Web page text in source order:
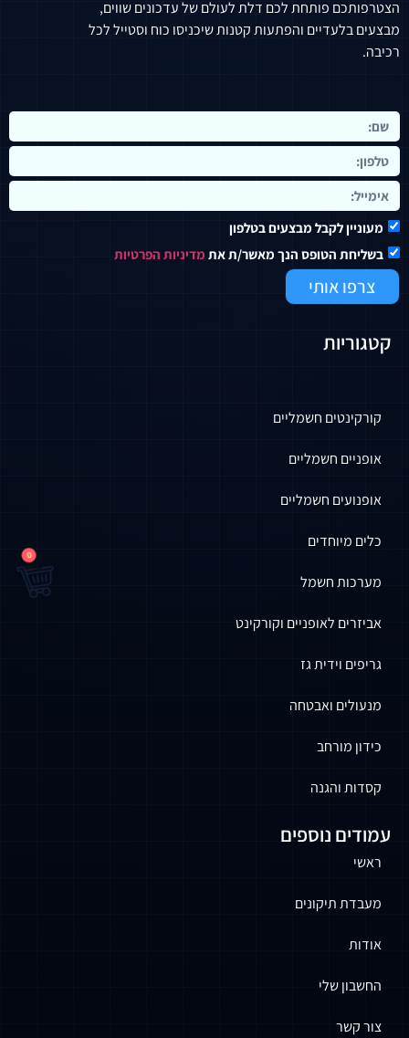
הצטרפותכם פותחת לכם דלת לעולם של עדכונים שווים,
מבצעים בלעדיים והפתעות קטנות שיכניסו כוח וסטייל לכל
רכיבה.
מעוניין לקבל מבצעים בטלפון
בשליחת הטופס הנך מאשר/ת את מדיניות הפרטיות
צרפו אותי
קטגוריות
קורקינטים חשמליים
אופניים חשמליים
אופנועים חשמליים
כלים מיוחדים
מערכות חשמל
אביזרים לאופניים וקורקינט
גריפים וידית גז
מנעולים ואבטחה
כידון מורחב
קסדות והגנה
עמודים נוספים
ראשי
מעבדת תיקונים
אודות
החשבון שלי
צור קשר
0